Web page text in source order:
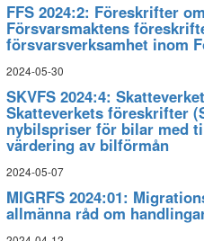
FFS 2024:2: Föreskrifter
Försvarsmaktens
försvarsverksamhet inom
2024-05-30
SKVFS 2024:4:
Skatteverkets föreskrifter
nybilspriser för bilar med
värdering av bilförmån
2024-05-07
MIGRFS 2024:01:
allmänna råd om